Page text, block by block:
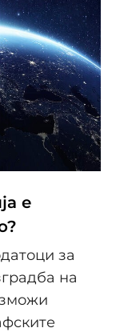
е
за
на